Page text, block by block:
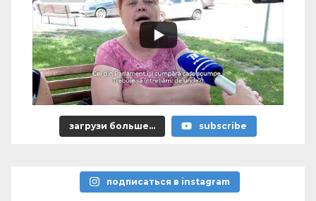
загрузи больше... subscribe
подписаться в instagram